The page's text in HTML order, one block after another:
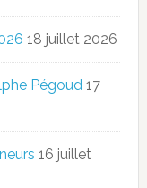
18 juillet 2026
Pégoud 17
16 juillet